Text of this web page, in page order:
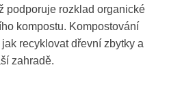
podporuje rozklad organické
kompostu. Kompostování
recyklovat dřevní zbytky a
zahradě.